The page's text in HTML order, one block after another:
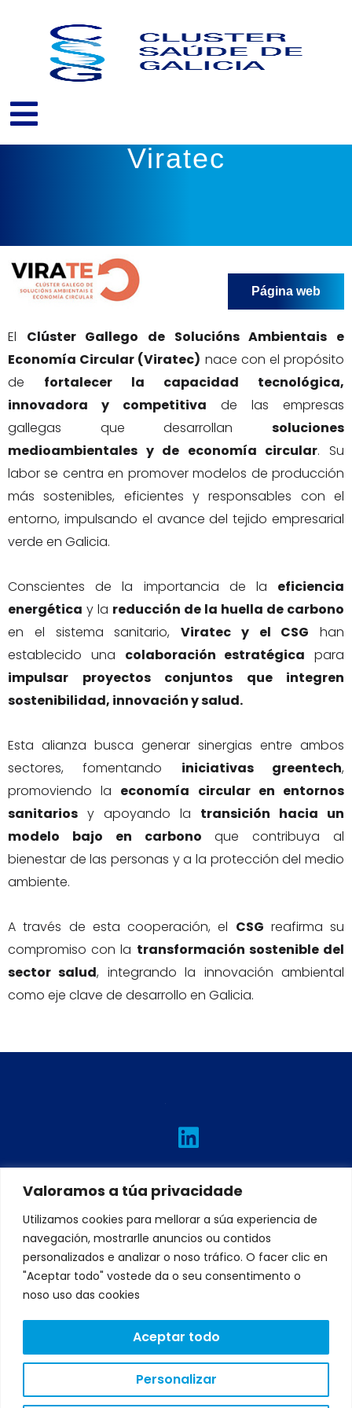
Valoramos a túa privacidade
Utilizamos cookies para mellorar a súa experiencia de
navegación, mostrarlle anuncios ou contidos
personalizados e analizar o noso tráfico. O facer clic en
"Aceptar todo" vostede da o seu consentimento o
noso uso das cookies
Personalizar
Aceptar todo
Viratec
Página web
El Clúster Gallego de Solucións Ambientais e
Economía Circular (Viratec) nace con el propósito
de fortalecer la capacidad tecnológica,
innovadora y competitiva de las empresas
gallegas que desarrollan soluciones
medioambientales y de economía circular. Su
labor se centra en promover modelos de producción
más sostenibles, eficientes y responsables con el
entorno, impulsando el avance del tejido empresarial
verde en Galicia.
Conscientes de la importancia de la eficiencia
energética y la reducción de la huella de carbono
en el sistema sanitario, Viratec y el CSG han
establecido una colaboración estratégica para
impulsar proyectos conjuntos que integren
sostenibilidad, innovación y salud.
Esta alianza busca generar sinergias entre ambos
sectores, fomentando iniciativas greentech,
promoviendo la economía circular en entornos
sanitarios y apoyando la transición hacia un
modelo bajo en carbono que contribuya al
bienestar de las personas y a la protección del medio
ambiente.
A través de esta cooperación, el CSG reafirma su
compromiso con la transformación sostenible del
sector salud, integrando la innovación ambiental
como eje clave de desarrollo en Galicia.
L
i
n
k
e
d
i
n
I
n
s
t
a
g
r
a
m
T
w
i
t
t
e
r
F
a
c
e
b
o
o
k
Y
o
u
t
u
b
e
AVISO
LEGAL
DE